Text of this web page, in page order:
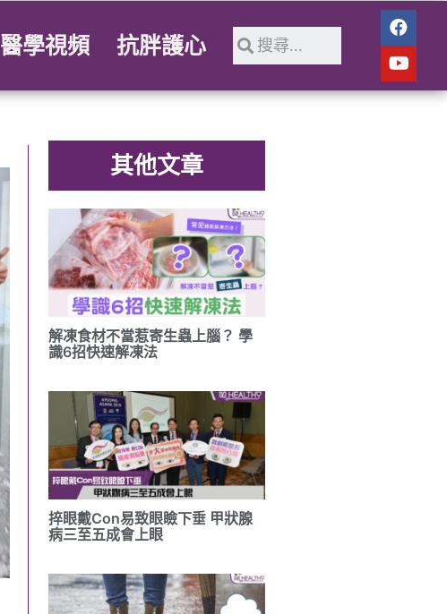
醫學視頻 抗胖護心
其他文章
解凍食材不當惹寄生蟲上腦？ 學
識6招快速解凍法
捽眼戴Con易致眼瞼下垂 甲狀腺
病三至五成會上眼